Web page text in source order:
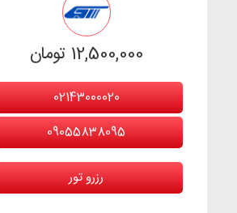
12,500,000 تومان
02143000020
09055838095
رزرو تور